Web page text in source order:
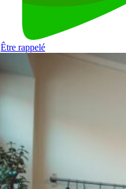
Être rappelé